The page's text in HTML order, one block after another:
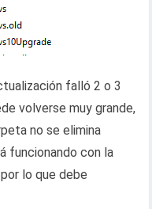
falló 2 o 3
volverse muy grande,
no se elimina
funcionando con la
lo que debe